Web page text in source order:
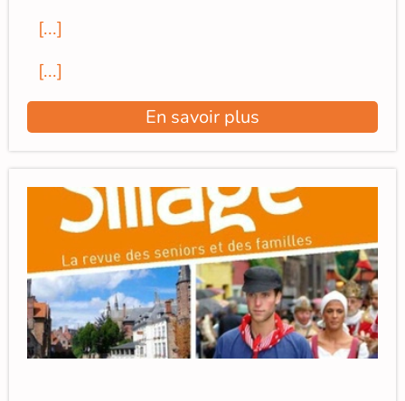
[...]
[...]
En savoir plus